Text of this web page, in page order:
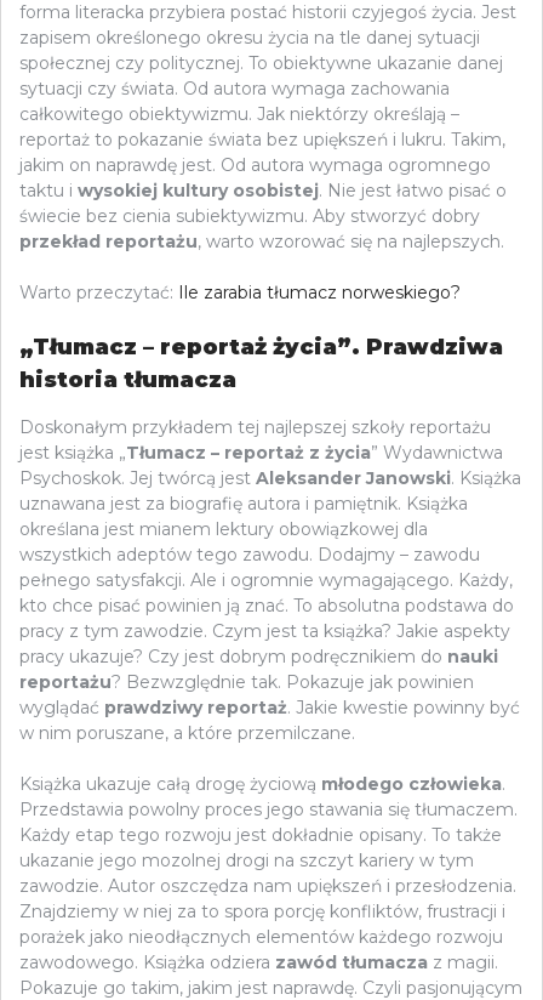
forma literacka przybiera postać historii czyjegoś życia. Jest
zapisem określonego okresu życia na tle danej sytuacji
społecznej czy politycznej. To obiektywne ukazanie danej
sytuacji czy świata. Od autora wymaga zachowania
całkowitego obiektywizmu. Jak niektórzy określają –
reportaż to pokazanie świata bez upiększeń i lukru. Takim,
jakim on naprawdę jest. Od autora wymaga ogromnego
taktu i wysokiej kultury osobistej. Nie jest łatwo pisać o
świecie bez cienia subiektywizmu. Aby stworzyć dobry
przekład reportażu, warto wzorować się na najlepszych.
Warto przeczytać: Ile zarabia tłumacz norweskiego?
„Tłumacz – reportaż życia”. Prawdziwa
historia tłumacza
Doskonałym przykładem tej najlepszej szkoły reportażu
jest książka „Tłumacz – reportaż z życia” Wydawnictwa
Psychoskok. Jej twórcą jest Aleksander Janowski. Książka
uznawana jest za biografię autora i pamiętnik. Książka
określana jest mianem lektury obowiązkowej dla
wszystkich adeptów tego zawodu. Dodajmy – zawodu
pełnego satysfakcji. Ale i ogromnie wymagającego. Każdy,
kto chce pisać powinien ją znać. To absolutna podstawa do
pracy z tym zawodzie. Czym jest ta książka? Jakie aspekty
pracy ukazuje? Czy jest dobrym podręcznikiem do nauki
reportażu? Bezwzględnie tak. Pokazuje jak powinien
wyglądać prawdziwy reportaż. Jakie kwestie powinny być
w nim poruszane, a które przemilczane.
Książka ukazuje całą drogę życiową młodego człowieka.
Przedstawia powolny proces jego stawania się tłumaczem.
Każdy etap tego rozwoju jest dokładnie opisany. To także
ukazanie jego mozolnej drogi na szczyt kariery w tym
zawodzie. Autor oszczędza nam upiększeń i przesłodzenia.
Znajdziemy w niej za to spora porcję konfliktów, frustracji i
porażek jako nieodłącznych elementów każdego rozwoju
zawodowego. Książka odziera zawód tłumacza z magii.
Pokazuje go takim, jakim jest naprawdę. Czyli pasjonującym